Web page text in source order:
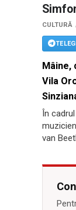
CULTURĂ
Mâine,
Vila
În
van